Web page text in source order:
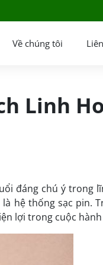
Về chúng tôi
Linh
đáng chú ý trong
hệ thống sạc pin.
lợi trong cuộc